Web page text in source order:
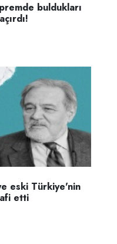
buldukları
eski Türkiye'nin
etti